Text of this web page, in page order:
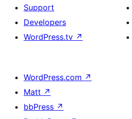
Support
Developers
WordPress.tv ↗
WordPress.com ↗
Matt ↗
bbPress ↗